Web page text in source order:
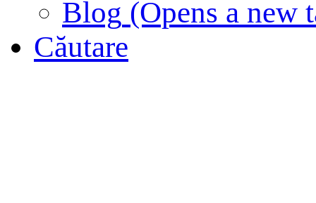
Blog (Opens a new
Căutare